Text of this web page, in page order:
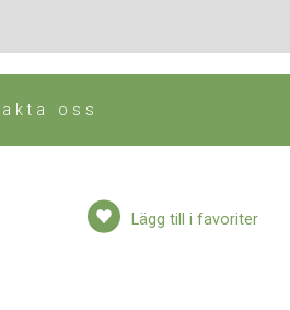
oss
Lägg till i favoriter